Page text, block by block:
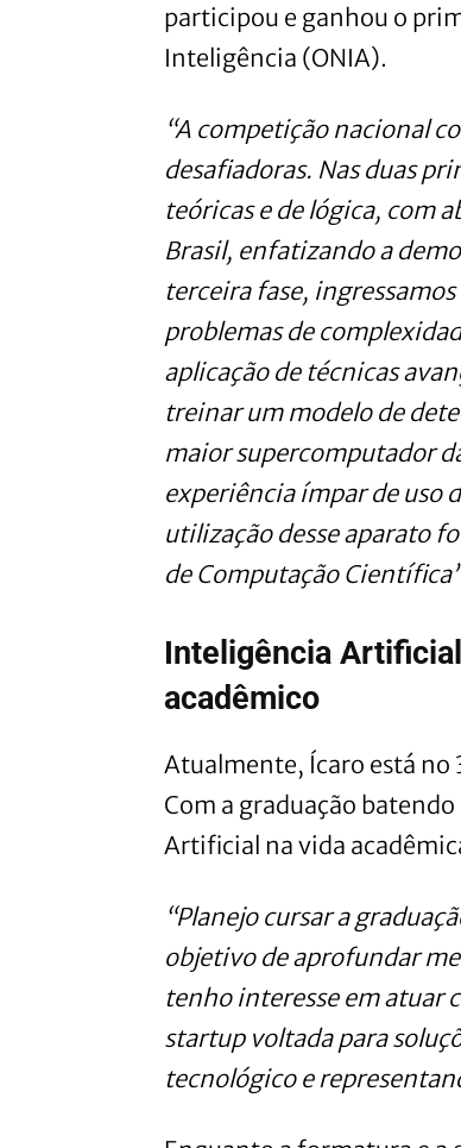
participou e ganhou o
Inteligência (ONIA).
“A competição nacional
desafiadoras. Nas duas
teóricas e de lógica, com
Brasil, enfatizando a
terceira fase,
problemas de
aplicação de técnicas
treinar um modelo de
maior supercomputador
experiência ímpar de uso
utilização desse aparato
de Computação
Inteligência
acadêmico
Atualmente, Ícaro está no
Com a graduação
Artificial na vida
“Planejo cursar a
objetivo de aprofundar
tenho interesse em atuar
startup voltada para
tecnológico e